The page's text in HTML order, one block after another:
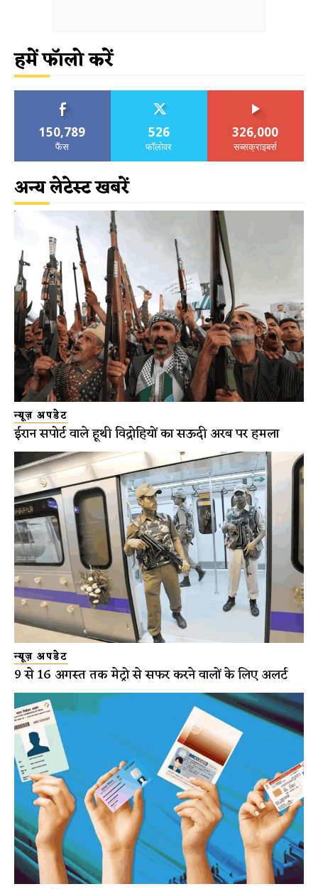
हमें फॉलो करें
150,789
फैंस
526
फॉलोवर
326,000
सब्सक्राइबर्स
अन्य लेटेस्ट खबरें
न्यूज़ अपडेट
ईरान सपोर्ट वाले हूथी विद्रोहियों का सऊदी अरब पर हमला
न्यूज़ अपडेट
9 से 16 अगस्त तक मेट्रो से सफर करने वालों के लिए अलर्ट